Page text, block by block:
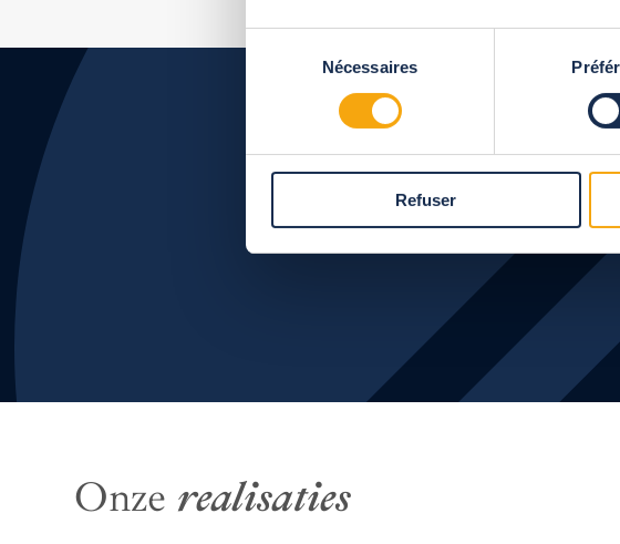
consentement
Nécessaires
Refuser
Wil je een
Onze realisaties